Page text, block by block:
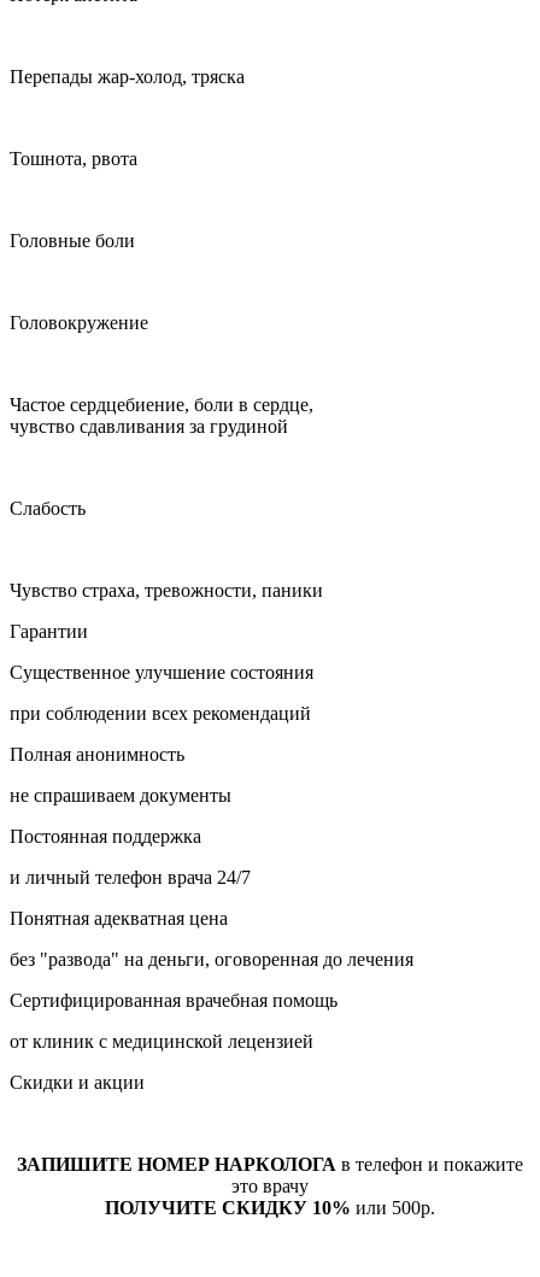
Перепады жар-холод, тряска
Тошнота, рвота
Головные боли
Головокружение
Частое сердцебиение, боли в сердце,
чувство сдавливания за грудиной
Слабость
Чувство страха, тревожности, паники
Гарантии
Существенное улучшение состояния
при соблюдении всех рекомендаций
Полная анонимность
не спрашиваем документы
Постоянная поддержка
и личный телефон врача 24/7
Понятная адекватная цена
без "развода" на деньги, оговоренная до лечения
Сертифицированная врачебная помощь
от клиник с медицинской лецензией
Скидки и акции
ЗАПИШИТЕ НОМЕР НАРКОЛОГА в телефон и покажите
это врачу
ПОЛУЧИТЕ СКИДКУ 10% или 500р.